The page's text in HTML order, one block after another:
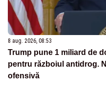
8 aug. 2026, 08:53
Trump pune 1 miliard de
pentru războiul antidrog.
ofensivă